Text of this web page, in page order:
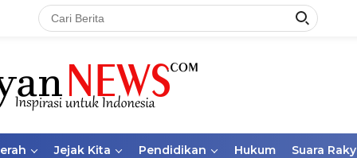
Jejak Kita Pendidikan Hukum Suara